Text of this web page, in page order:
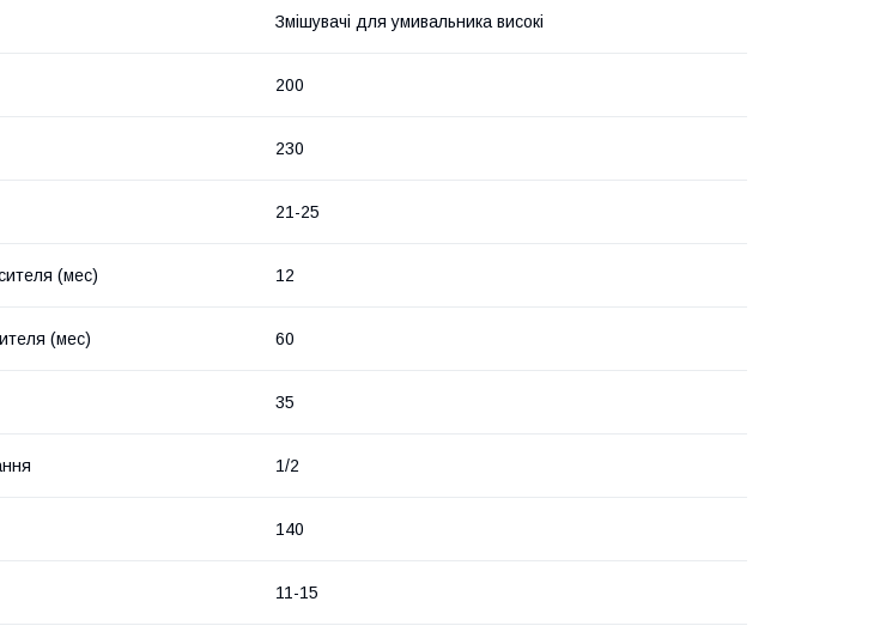
Змішувачі для умивальника високі
200
230
21-25
(мес) 12
(мес) 60
35
1/2
140
11-15